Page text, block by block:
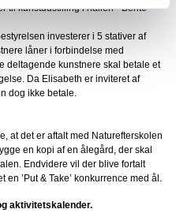
til kunstudstilling i hallen - Bente
investerer i 5 stativer af
låner i forbindelse med
deltagende kunstnere skal betale et
Da Elisabeth er inviteret af
dog ikke betale.
at det er aftalt med Naturefterskolen
en kopi af en ålegård, der skal
Endvidere vil der blive fortalt
en ’Put & Take’ konkurrence med ål.
aktivitetskalender.